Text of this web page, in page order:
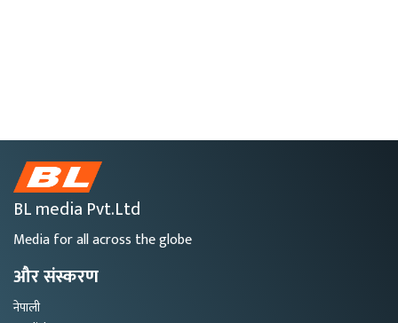
BL media Pvt.Ltd
Media for all across the globe
और संस्करण
नेपाली